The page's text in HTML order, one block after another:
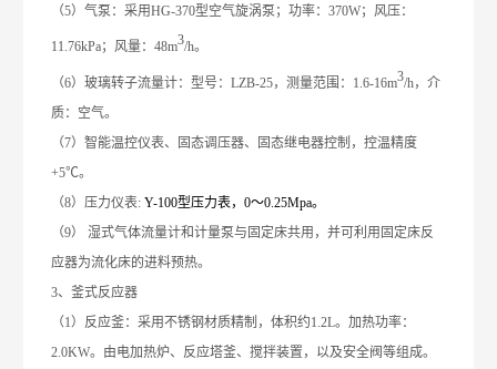
（5）气泵：采用HG-370型空气旋涡泵；功率：370W；风压：
11.76kPa；风量：48m3/h。
（6）玻璃转子流量计：型号：LZB-25，测量范围：1.6-16m3/h，介
质：空气。
（7）智能温控仪表、固态调压器、固态继电器控制，控温精度
+5℃。
（8）压力仪表: Y-100型压力表，0～0.25Mpa。
（9） 湿式气体流量计和计量泵与固定床共用，并可利用固定床反
应器为流化床的进料预热。
3、釜式反应器
（1）反应釜：采用不锈钢材质精制，体积约1.2L。加热功率：
2.0KW。由电加热炉、反应塔釜、搅拌装置，以及安全阀等组成。